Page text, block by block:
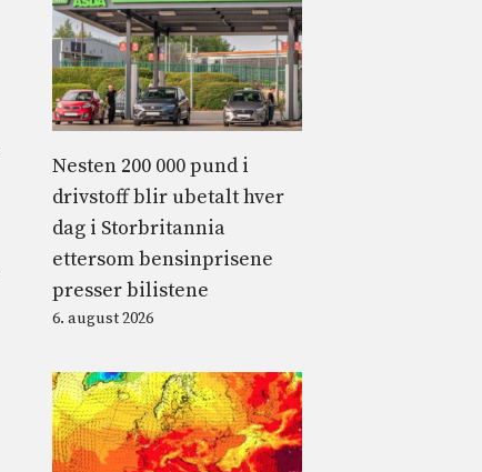
Nesten 200 000 pund i
drivstoff blir ubetalt hver
dag i Storbritannia
ettersom bensinprisene
presser bilistene
6. august 2026